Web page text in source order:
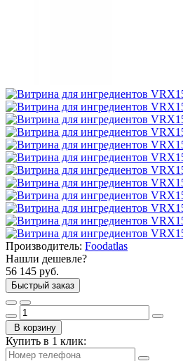
Производитель: Foodatlas
Нашли дешевле?
56 145 руб.
Быстрый заказ
В корзину
Купить в 1 клик: